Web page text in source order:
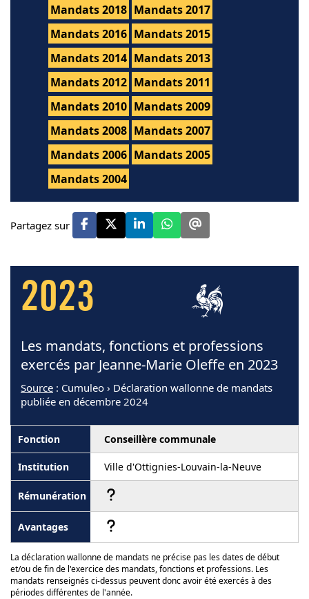
Mandats 2018 Mandats 2017
Mandats 2016 Mandats 2015
Mandats 2014 Mandats 2013
Mandats 2012 Mandats 2011
Mandats 2010 Mandats 2009
Mandats 2008 Mandats 2007
Mandats 2006 Mandats 2005
Mandats 2004
Partagez sur
2023
Les mandats, fonctions et professions
exercés par Jeanne-Marie Oleffe en 2023
Source : Cumuleo › Déclaration wallonne de mandats
publiée en décembre 2024
Conseillère communale
Ville d'Ottignies-Louvain-la-Neuve
La déclaration wallonne de mandats ne précise pas les dates de début
et/ou de fin de l'exercice des mandats, fonctions et professions. Les
mandats renseignés ci-dessus peuvent donc avoir été exercés à des
périodes différentes de l'année.